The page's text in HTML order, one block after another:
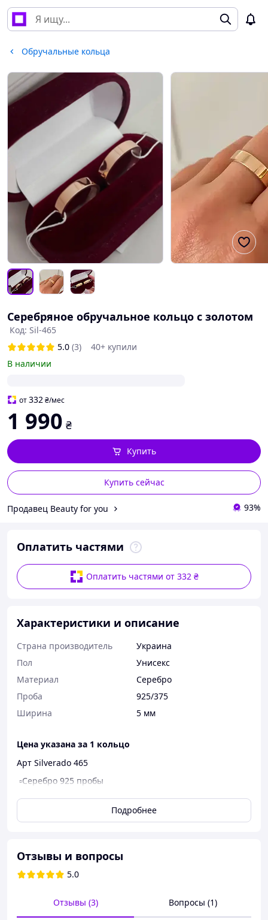
Обручальные кольца
Серебряное обручальное кольцо с золотом
Код: Sil-465
5.0 (3)
40+ купили
В наличии
от332₴/мес
1 990 ₴
Купить сейчас
Купить
Продавец Beauty for you 93%
Оплатить частями
Оплатить частями от 332 ₴
Характеристики и описание
Страна производитель
Украина
Пол
Унисекс
Материал
Серебро
Проба
925/375
Ширина
5 мм
Цена указана за 1 кольцо
Арт Silverado 465
▫️Серебро 925 пробы
передней части кольца)
▫️Ширина - 5мм
добавить к заказу за дополнительную плату
(спрашивайте у консультанта).
Подробнее
Отзывы и вопросы
5.0
Отзывы (3) Вопросы (1)